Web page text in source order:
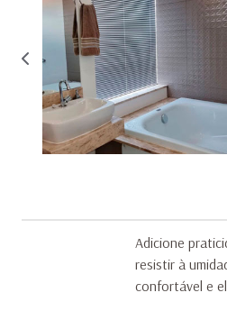
Adicione
resistir à
confortável e